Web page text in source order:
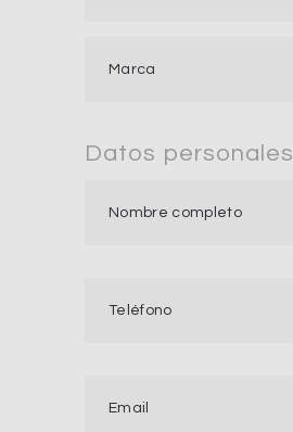
Datos personales